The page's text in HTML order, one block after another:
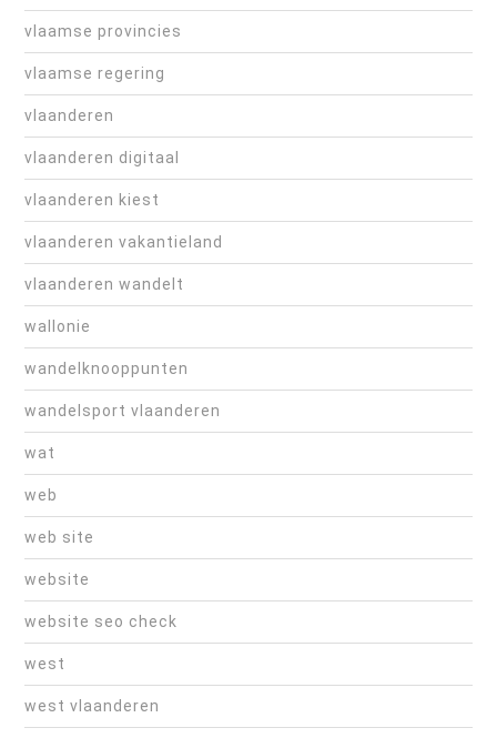
vlaamse provincies
vlaamse regering
vlaanderen
vlaanderen digitaal
vlaanderen kiest
vlaanderen vakantieland
vlaanderen wandelt
wallonie
wandelknooppunten
wandelsport vlaanderen
wat
web
web site
website
website seo check
west
west vlaanderen